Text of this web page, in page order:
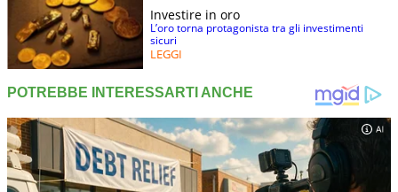
Investire in oro
L’oro torna protagonista tra gli investimenti
sicuri
LEGGI